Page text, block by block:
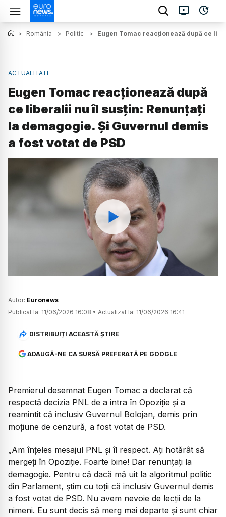
> România > Politic > Eugen Tomac reacționează după ce
ACTUALITATE
Eugen Tomac reacționează după
ce liberalii nu îl susțin: Renunțați
la demagogie. Și Guvernul demis
a fost votat de PSD
Watch
Autor: Euronews
Publicat la: 11/06/2026 16:08 • Actualizat la: 11/06/2026 16:41
DISTRIBUIȚI ACEASTĂ ȘTIRE
ADAUGĂ-NE CA SURSĂ PREFERATĂ PE GOOGLE
Premierul desemnat Eugen Tomac a declarat că
respectă decizia PNL de a intra în Opoziție și a
reamintit că inclusiv Guvernul Bolojan, demis prin
moțiune de cenzură, a fost votat de PSD.
„Am înțeles mesajul PNL și îl respect. Ați hotărât să
mergeți în Opoziție. Foarte bine! Dar renunțați la
demagogie. Pentru că dacă mă uit la algoritmul politic
din Parlament, știm cu toții că inclusiv Guvernul demis
a fost votat de PSD. Nu avem nevoie de lecții de la
nimeni. Eu sunt decis să merg mai departe și sunt chiar